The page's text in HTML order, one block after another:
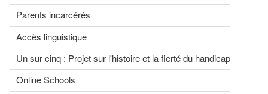
Parents incarcérés
Accès linguistique
Un sur cinq : Projet sur l'histoire et la fierté du handicap
Online Schools